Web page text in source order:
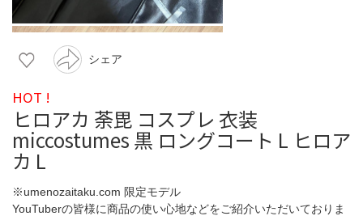
シェア
HOT !
ヒロアカ 荼毘 コスプレ 衣装
miccostumes 黒 ロングコート L ヒロア
カ L
※umenozaitaku.com 限定モデル
YouTuberの皆様に商品の使い心地などをご紹介いただいておりま